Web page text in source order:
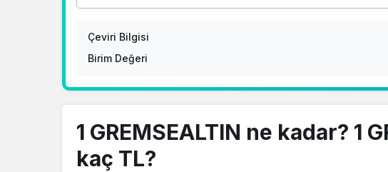
Çeviri Bilgisi
Birim Değeri
1 GREMSEALTIN ne kadar? 1
kaç TL?